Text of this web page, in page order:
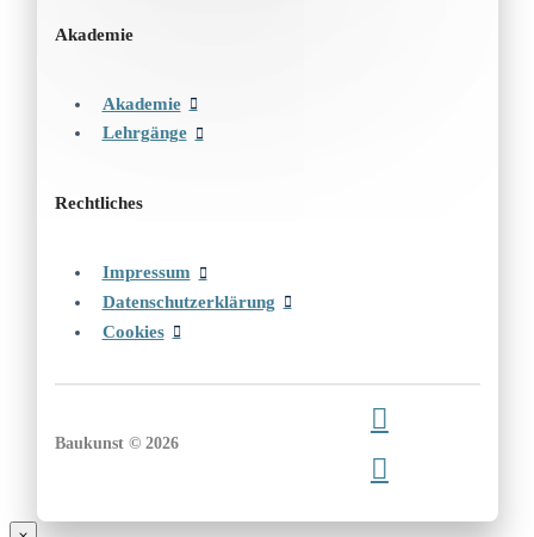
Akademie
Akademie
Lehrgänge
Rechtliches
Impressum
Datenschutzerklärung
Cookies
Baukunst © 2026